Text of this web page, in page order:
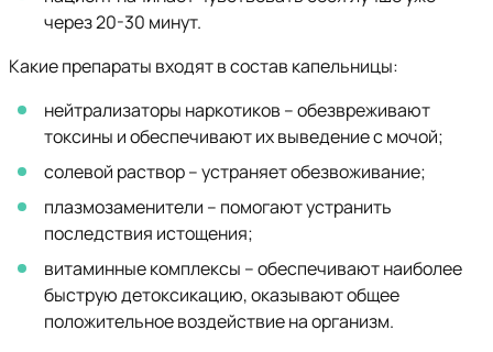
через 20-30 минут.
Какие препараты входят в состав капельницы:
нейтрализаторы наркотиков – обезвреживают
токсины и обеспечивают их выведение с мочой;
солевой раствор – устраняет обезвоживание;
плазмозаменители – помогают устранить
последствия истощения;
витаминные комплексы – обеспечивают наиболее
быструю детоксикацию, оказывают общее
положительное воздействие на организм.